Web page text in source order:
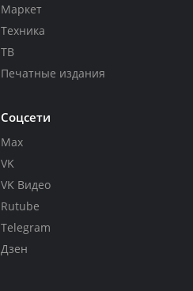
Маркет
Техника
ТВ
Печатные издания
Соцсети
Max
VK
VK Видео
Rutube
Telegram
Дзен